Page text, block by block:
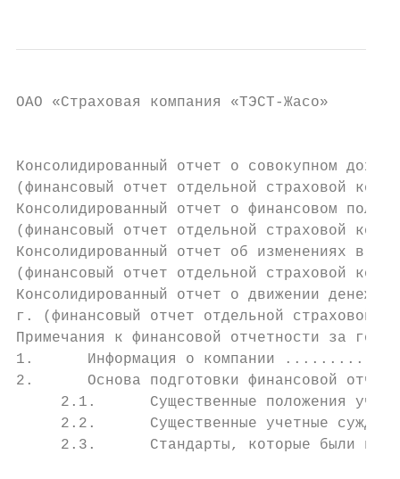
ОAО «Страховая компания «ТЭСТ-Жасо»
Консолидированный отчет о совокупном
(финансовый отчет отдельной
Консолидированный отчет о финансовом
(финансовый отчет отдельной
Консолидированный отчет об изменениях в
(финансовый отчет отдельной
Консолидированный отчет о движении
г. (финансовый отчет отдельной
Примечания к финансовой отчетности
1.      Информация о
2.      Основа подготовки
2.1.      Существенные положения
2.2.      Существенные учетные
2.3.      Стандарты, которые были